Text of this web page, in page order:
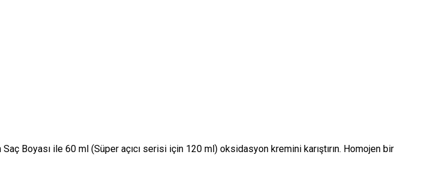
Boyası ile 60 ml (Süper açıcı serisi için 120 ml) oksidasyon kremini karıştırın. Homojen bir